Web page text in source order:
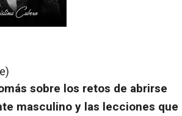
sobre los retos de abrirse
masculino y las lecciones que